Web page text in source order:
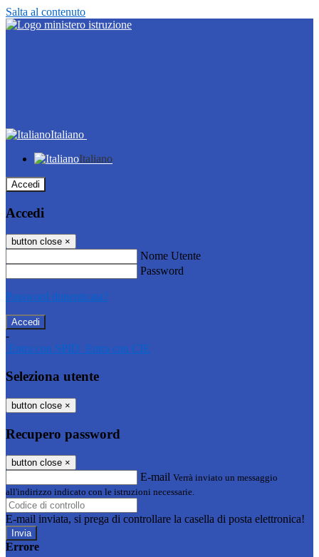
Salta al contenuto
Italiano
Italiano
Accedi
Accedi
button close ×
Nome Utente
Password
Password dimenticata?
-
Entra con SPID Entra con CIE
Seleziona utente
button close ×
Recupero password
button close ×
E-mail Verrà inviato un messaggio
all'indirizzo indicato con le istruzioni necessarie.
E-mail inviata, si prega di controllare la casella di posta elettronica!
Errore